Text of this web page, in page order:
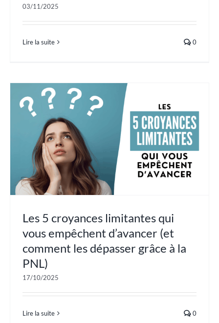
03/11/2025
Lire la suite 0
Les 5 croyances limitantes qui
vous empêchent d’avancer (et
comment les dépasser grâce à la
PNL)
17/10/2025
Lire la suite 0